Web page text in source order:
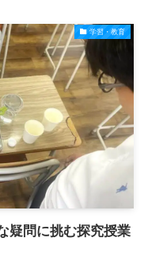
学習・教育
疑問に挑む探究授業